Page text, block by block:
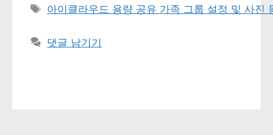
태그
아이클라우드 용량 공유 가족 그룹 설정 및 사진
댓글 남기기